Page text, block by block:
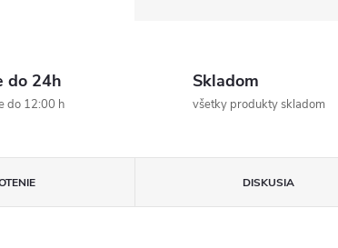
do 24h
do 12:00 h
Skladom
všetky produkty skladom
DISKUSIA